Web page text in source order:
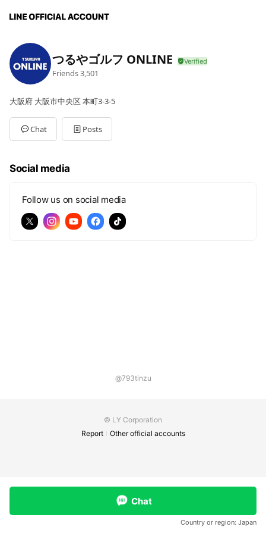
つるやゴルフ ONLINE
Friends3,501
大阪府 大阪市中央区 本町3-3-5
Chat Posts
Social media
Follow us on social media
@793tinzu
© LY Corporation
Report
Other official accounts
Chat
Country or region: Japan